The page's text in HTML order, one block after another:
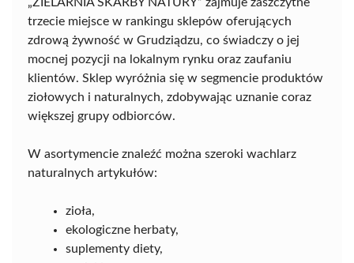
trzecie miejsce w rankingu sklepów oferujących
zdrową żywność w Grudziądzu, co świadczy o jej
mocnej pozycji na lokalnym rynku oraz zaufaniu
klientów. Sklep wyróżnia się w segmencie produktów
ziołowych i naturalnych, zdobywając uznanie coraz
większej grupy odbiorców.
W asortymencie znaleźć można szeroki wachlarz
naturalnych artykułów:
zioła,
ekologiczne herbaty,
suplementy diety,